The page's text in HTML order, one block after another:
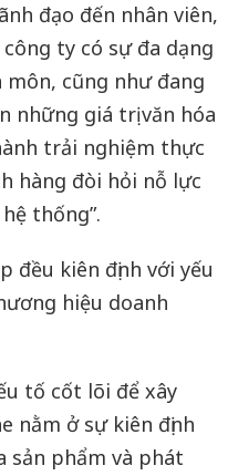
đạo đến nhân viên,
ty có sự đa dạng
cũng như đang
những giá trị văn hóa
trải nghiệm thực
hàng đòi hỏi nỗ lực
thống”.
đều kiên định với yếu
hiệu doanh
tố cốt lõi để xây
nằm ở sự kiên định
sản phẩm và phát